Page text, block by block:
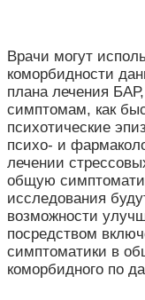
Врачи могут
коморбидности
плана лечения
симптомам, как
психотические
психо- и
лечении
общую
исследования
возможности
посредством
симптоматики в
коморбидного по